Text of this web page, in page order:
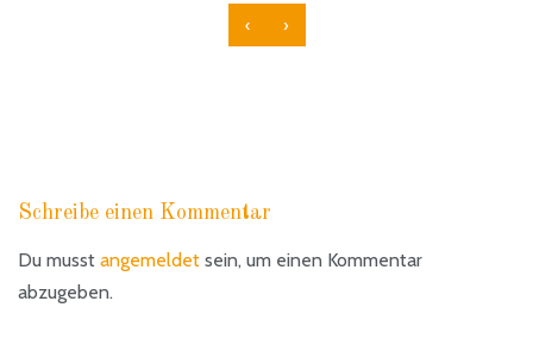
‹ ›
Schreibe einen Kommentar
Du musst angemeldet sein, um einen Kommentar
abzugeben.